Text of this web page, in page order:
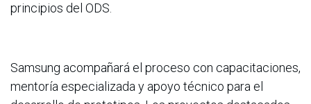
principios del ODS.
Samsung acompañará el proceso con capacitaciones,
mentoría especializada y apoyo técnico para el